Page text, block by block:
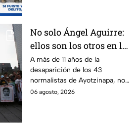
No solo Ángel Aguirre:
ellos son los otros en la
lupa por el caso
Ayotzinapa
A más de 11 años de la
desaparición de los 43
normalistas de Ayotzinapa, no
se ha conocido el paradero de
06 agosto, 2026